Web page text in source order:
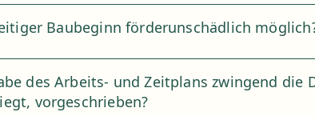
Baubeginn förderunschädlich
des Arbeits- und Zeitplans zwingend die
vorgeschrieben?